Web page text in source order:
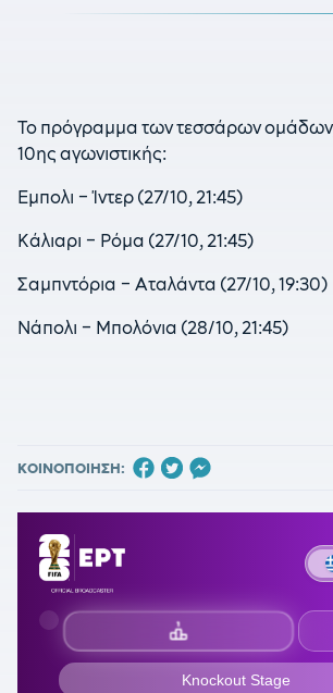
Το πρόγραμμα των τεσσάρων ομάδων,
10ης αγωνιστικής:
Εμπολι – Ίντερ (27/10, 21:45)
Κάλιαρι – Ρόμα (27/10, 21:45)
Σαμπντόρια – Αταλάντα (27/10, 19:30)
Νάπολι – Μπολόνια (28/10, 21:45)
ΚΟΙΝΟΠΟΙΗΣΗ: